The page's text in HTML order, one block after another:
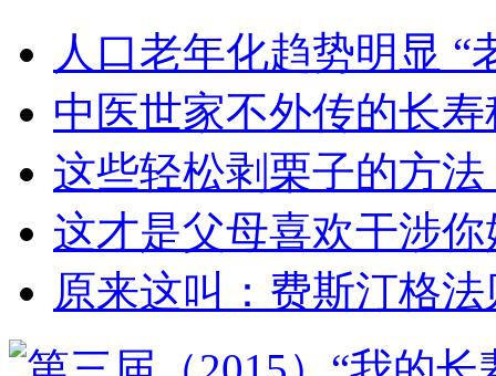
人口老年化趋势明显 “
中医世家不外传的长寿
这些轻松剥栗子的方
这才是父母喜欢干涉
原来这叫：费斯汀格